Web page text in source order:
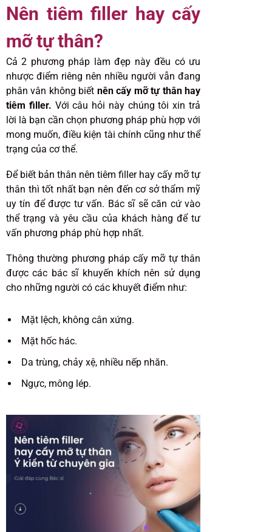
Nên tiêm filler hay cấy
mỡ tự thân?
Cả 2 phương pháp làm đẹp này đều có ưu
nhược điểm riêng nên nhiều người vẫn đang
phân vân không biết nên cấy mỡ tự thân hay
tiêm filler. Với câu hỏi này chúng tôi xin trả
lời là bạn cần chọn phương pháp phù hợp với
mong muốn, điều kiện tài chính cũng như thể
trạng của cơ thể.
Để biết bản thân nên tiêm filler hay cấy mỡ tự
thân thì tốt nhất bạn nên đến cơ sở thẩm mỹ
uy tín để được tư vấn. Bác sĩ sẽ căn cứ vào
thể trạng và yêu cầu của khách hàng để tư
vấn phương pháp phù hợp nhất.
Thông thường phương pháp cấy mỡ tự thân
được các bác sĩ khuyến khích nên sử dụng
cho những người có các khuyết điểm như:
Mặt lệch, không cân xứng.
Mặt hốc hác.
Da trùng, chảy xệ, nhiều nếp nhăn.
Ngực, mông lép.